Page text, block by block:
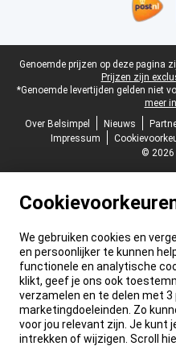
Juridische voettekst
Genoemde prijzen op deze pagina
Prijzen zijn
*Genoemde levertijden gelden niet
meer
Over Belsimpel
Nieuws
Impressum
© 2026
We gebruiken cookies en
en persoonlijker te kunnen
functionele en analytische
klikt, geef je ons ook
verzamelen en te delen met
marketingdoeleinden. Zo
voor jou relevant zijn. Je kunt
intrekken of wijzigen. Scroll